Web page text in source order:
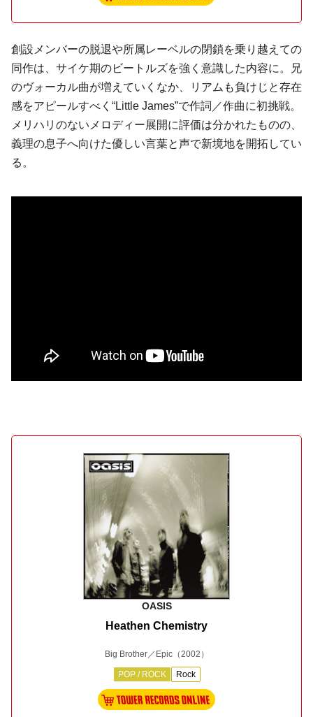
創設メンバーの脱退や所属レーベルの閉鎖を乗り越えての
同作は、サイケ期のビートルズを強く意識した内容に。兄
のヴォーカル曲が増えていくなか、リアムも負けじと存在
感をアピールすべく“Little James”で作詞／作曲に初挑戦。
メリハリのないメロディー展開に評価は分かれたものの、
義理の息子へ向けた優しい言葉と声で新境地を開拓してい
る。
OASIS
Heathen Chemistry
Big Brother／Epic（2002）
POP / ROCK Rock